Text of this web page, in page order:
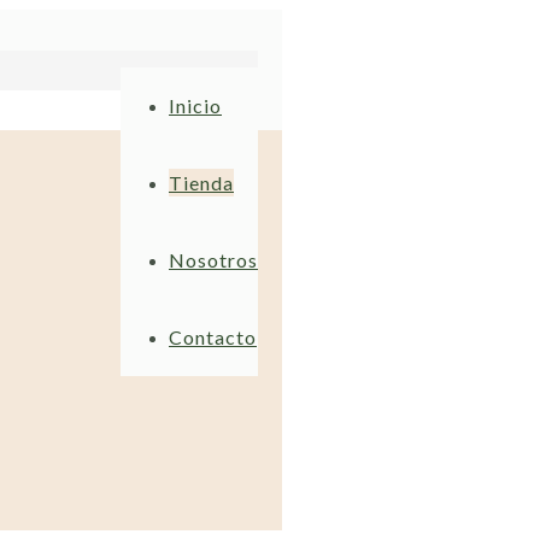
Inicio
Tienda
Nosotros
Contacto